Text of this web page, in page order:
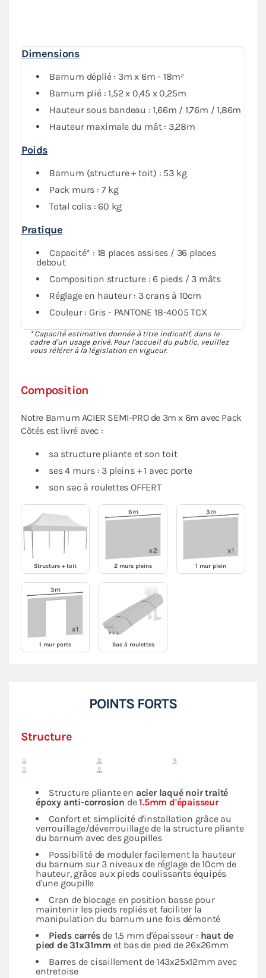
Composition
Notre Barnum ACIER SEMI-PRO de 3m x 6m avec Pack
Côtés est livré avec :
sa structure pliante et son toit
ses 4 murs : 3 pleins + 1 avec porte
son sac à roulettes OFFERT
Structure + toit 2 murs pleins 1 mur plein
1 mur porte Sac à roulettes
Dimensions
Barnum déplié : 3m x 6m - 18m²
Barnum plié : 1,52 x 0,45 x 0,25m
Hauteur sous bandeau : 1,66m / 1,76m / 1,86m
Hauteur maximale du mât : 3,28m
Poids
Barnum (structure + toit) : 53 kg
Pack murs : 7 kg
Total colis : 60 kg
Pratique
Capacité* : 18 places assises / 36 places
debout
Composition structure : 6 pieds / 3 mâts
Réglage en hauteur : 3 crans à 10cm
Couleur : Gris - PANTONE 18-4005 TCX
* Capacité estimative donnée à titre indicatif, dans le
cadre d'un usage privé. Pour l'accueil du public, veuillez
vous référer à la législation en vigueur.
POINTS FORTS
Structure
Structure pliante en acier laqué noir traité
époxy anti-corrosion de1.5mm d'épaisseur
Confort et simplicité d'installation grâce au
verrouillage/déverrouillage de la structure pliante
du barnum avec des goupilles
Possibilité de moduler facilement la hauteur
du barnum sur 3 niveaux de réglage de 10cm de
hauteur, grâce aux pieds coulissants équipés
d'une goupille
Cran de blocage en position basse pour
maintenir les pieds repliés et faciliter la
manipulation du barnum une fois démonté
Pieds carrésde 1.5 mm d'épaisseur : haut de
pied de 31x31mm et bas de pied de 26x26mm
Barres de cisaillement de 143x25x12mm avec
entretoise